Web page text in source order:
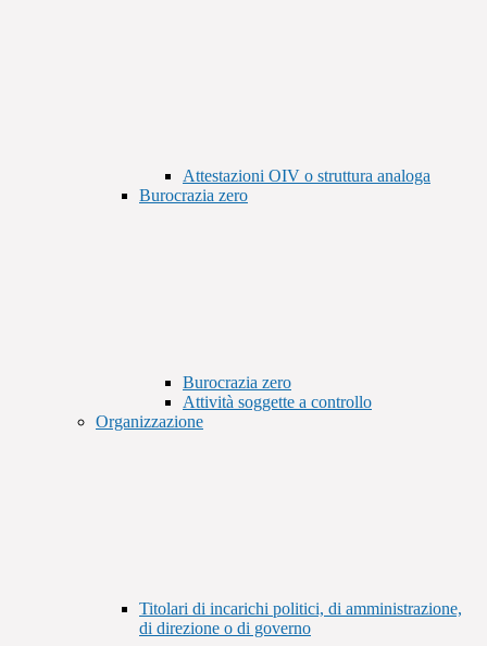
Attestazioni OIV o struttura analoga
Burocrazia zero
Burocrazia zero
Attività soggette a controllo
Organizzazione
Titolari di incarichi politici, di amministrazione,
di direzione o di governo